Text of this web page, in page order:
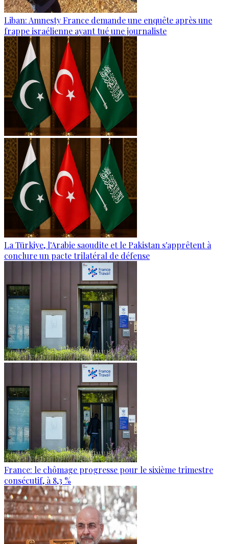
Liban: Amnesty France demande une enquête après une
frappe israélienne ayant tué une journaliste
La Türkiye, l'Arabie saoudite et le Pakistan s'apprêtent à
conclure un pacte trilatéral de défense
France: le chômage progresse pour le sixième trimestre
consécutif, à 8,3 %